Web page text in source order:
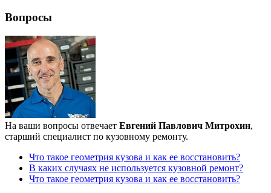
Вопросы
На ваши вопросы отвечает Евгений Павлович Митрохин,
старший специалист по кузовному ремонту.
Что такое геометрия кузова и как ее восстановить?
В каких случаях не используется кузовной ремонт?
Что такое геометрия кузова и как ее восстановить?